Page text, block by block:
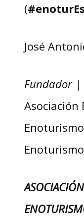
(
José
Fundador |
Asociación